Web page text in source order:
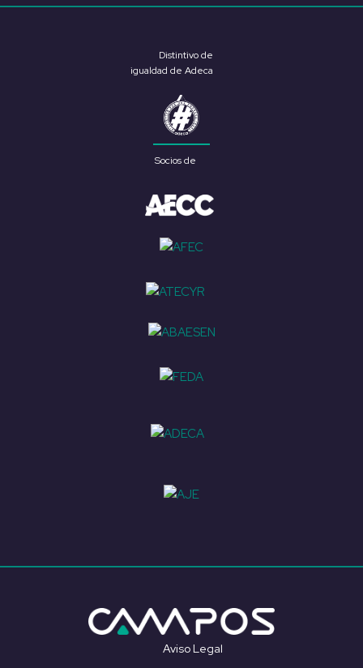
Distintivo de
igualdad de Adeca
Socios de
Aviso Legal